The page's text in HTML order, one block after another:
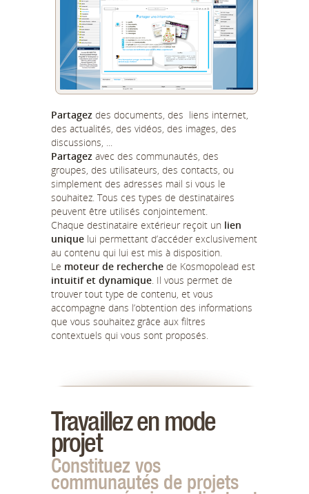
Partagez des documents, des liens internet,
des actualités, des vidéos, des images, des
discussions, ...
Partagez avec des communautés, des
groupes, des utilisateurs, des contacts, ou
simplement des adresses mail si vous le
souhaitez. Tous ces types de destinataires
peuvent être utilisés conjointement.
Chaque destinataire extérieur reçoit un lien
unique lui permettant d’accéder exclusivement
au contenu qui lui est mis à disposition.
Le moteur de recherche de Kosmopolead est
intuitif et dynamique. Il vous permet de
trouver tout type de contenu, et vous
accompagne dans l’obtention des informations
que vous souhaitez grâce aux filtres
contextuels qui vous sont proposés.
Travaillez en mode
projet
Constituez vos
communautés de projets